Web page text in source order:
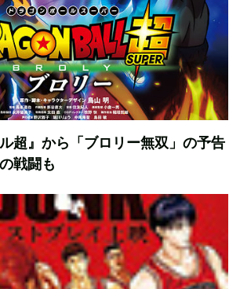
ル超』から「ブロリー無双」の予告
戦闘も